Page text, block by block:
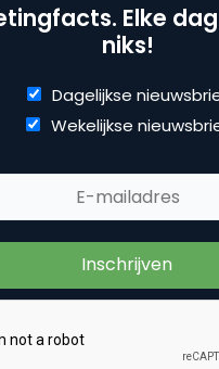
Elke
niks!
Dagelijkse
Wekelijkse